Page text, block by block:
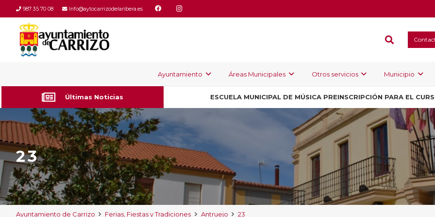
987 35 70 08 Info@aytocarrizodelaribera.es
Ayuntamiento Áreas Municipales Otros servicios Municipio
Últimas Noticias ESCUELA MUNICIPAL DE MÚSICA PREINSCRIPCIÓN PARA EL
23
Ayuntamiento de Carrizo Ferias, Fiestas y Tradiciones Antruejo 23